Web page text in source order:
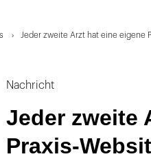
Jeder zweite Arzt hat eine eigene
Nachricht
Jeder zweite
Praxis-